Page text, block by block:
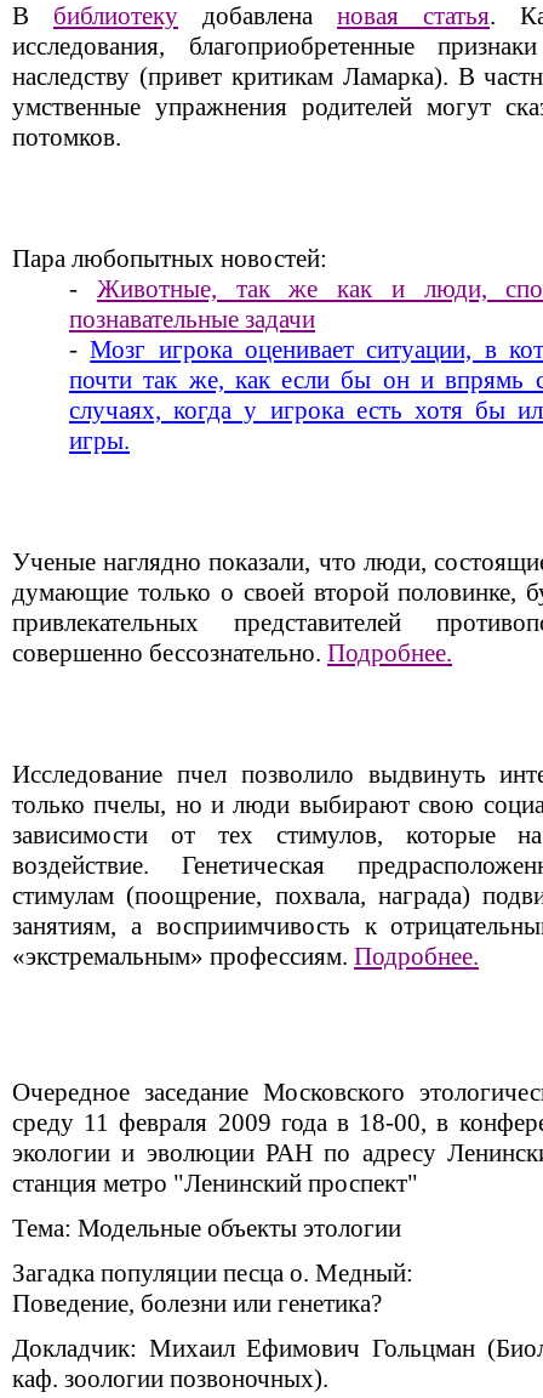
В библиотеку добавлена новая статья.
исследования, благоприобретенные
наследству (привет критикам Ламарка). В
умственные упражнения родителей могут
потомков.
Пара любопытных новостей:
- Животные, так же как и люди,
познавательные задачи
-Мозг игрока оценивает ситуации, в
почти так же, как если бы он и
случаях, когда у игрока есть хотя бы
игры.
Ученые наглядно показали, что люди,
думающие только о своей второй половинке,
привлекательных представителей
совершенно бессознательно. Подробнее.
Исследование пчел позволило выдвинуть
только пчелы, но и люди выбирают свою
зависимости от тех стимулов, которые
воздействие. Генетическая
стимулам (поощрение, похвала, награда)
занятиям, а восприимчивость к
«экстремальным» профессиям. Подробнее.
Очередное заседание Московского
среду 11 февраля 2009 года в 18-00, в
экологии и эволюции РАН по адресу
станция метро "Ленинский проспект"
Тема: Модельные объекты этологии
Загадка популяции песца о. Медный:
Поведение, болезни или генетика?
Докладчик: Михаил Ефимович Гольцман
каф. зоологии позвоночных).